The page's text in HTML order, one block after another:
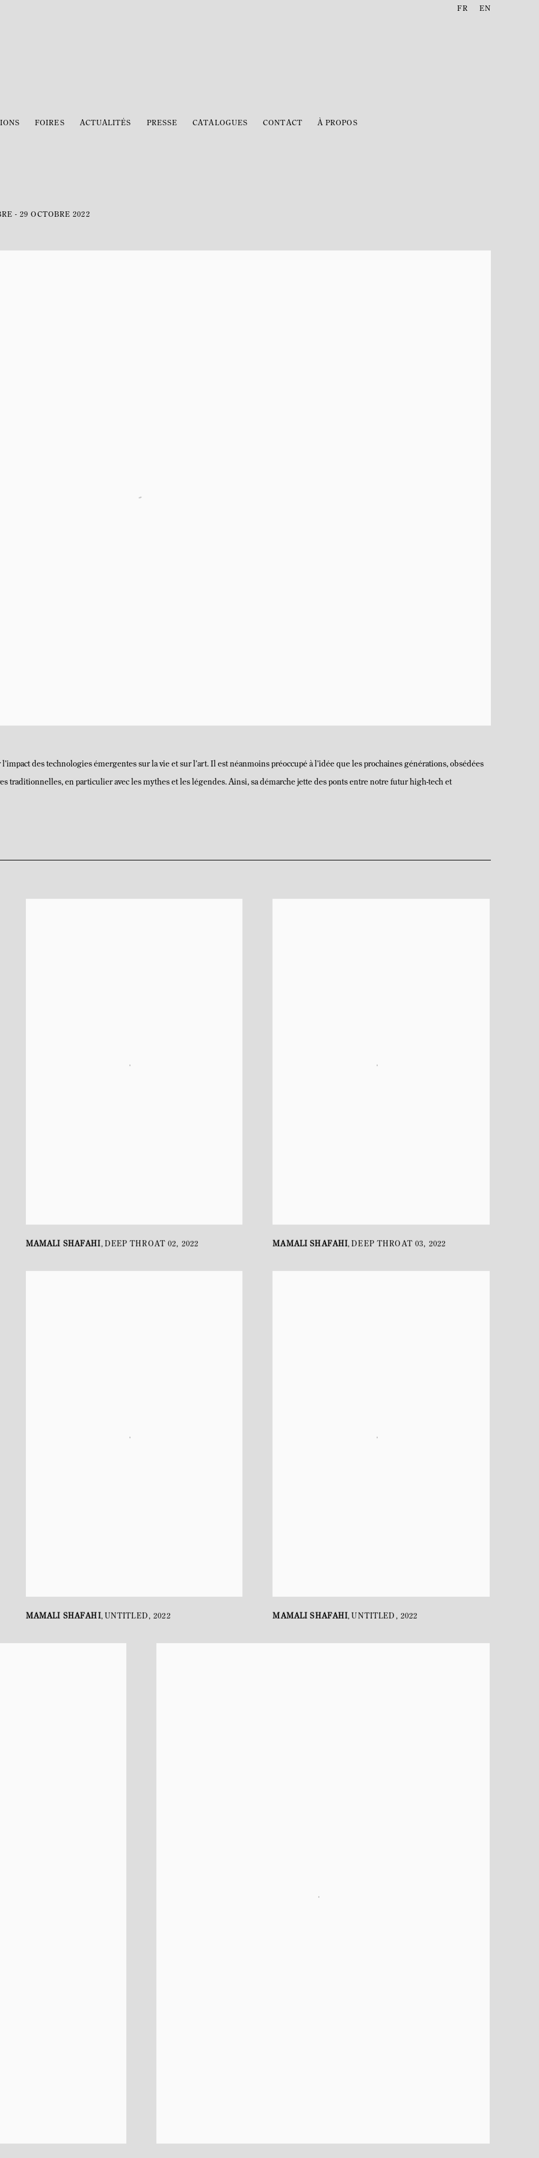
FOIRES ACTUALITÉS PRESSE CATALOGUES CONTACT À PROPOS
FR EN
- 29 OCTOBRE 2022
des technologies émergentes sur la vie et sur l’art. Il est néanmoins préoccupé à l’idée que les prochaines générations, obsédées
traditionnelles, en particulier avec les mythes et les légendes. Ainsi, sa démarche jette des ponts entre notre futur high-tech et
MAMALI SHAFAHI, DEEP THROAT 02, 2022 MAMALI SHAFAHI,DEEP THROAT 03, 2022
MAMALI SHAFAHI, UNTITLED,2022 MAMALI SHAFAHI, UNTITLED , 2022